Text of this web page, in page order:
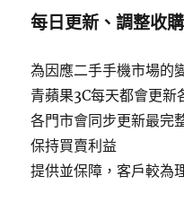
每日更新、調整收
為因應二手手機市場的
青蘋果3C每天都會更新
各門市會同步更新最完
保持買賣利益
提供並保障，客戶較為